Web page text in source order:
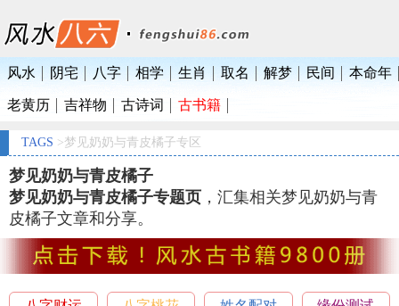
风水 阴宅 八字 相学 生肖 取名 解梦 民间 本命年
老黄历 吉祥物 古诗词 古书籍
TAGS >梦见奶奶与青皮橘子专区
梦见奶奶与青皮橘子
梦见奶奶与青皮橘子专题页 ，汇集相关梦见奶奶与青
皮橘子文章和分享。